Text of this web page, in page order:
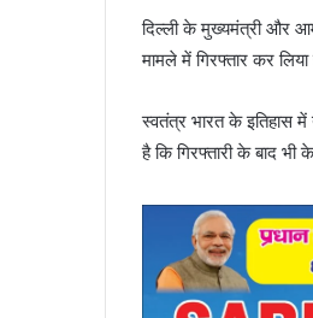
दिल्ली के मुख्यमंत्री और
मामले में गिरफ्तार कर
स्वतंत्र भारत के इतिहास
है कि गिरफ्तारी के बाद भी